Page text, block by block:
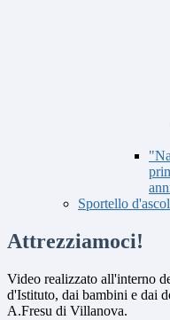
Sportello
Attrezziamoci!
Video realizzato all'interno
d'Istituto, dai bambini e dai
A.Fresu di Villanova.